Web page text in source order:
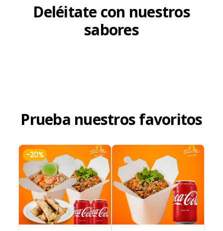
Deléitate con nuestros
sabores
Nuestros clásicos
Prueba nuestros favoritos
-20%